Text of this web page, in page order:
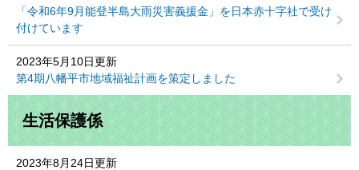
「令和6年9月能登半島大雨災害義援金」を日本赤十字社で受け
付けています
2023年5月10日更新
第4期八幡平市地域福祉計画を策定しました
生活保護係
2023年8月24日更新